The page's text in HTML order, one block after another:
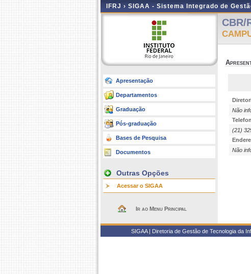
IFRJ › SIGAA - Sistema Integrado de
Apresentação
Departamentos
Graduação
Pós-graduação
Bases de Pesquisa
Documentos
Outras Opções
Acessar o SIGAA
Ir ao Menu Principal
CBR/
Não
(21)
Não
SIGAA | Diretoria de Gestão de Tecnologia da